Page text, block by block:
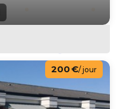
200 €/ jour